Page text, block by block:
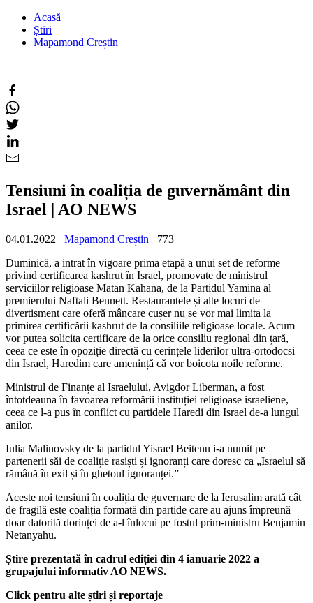
Acasă
Știri
Mapamond Creștin
Tensiuni în coaliția de guvernământ din
Israel | AO NEWS
04.01.2022 Mapamond Creștin
773
Duminică, a intrat în vigoare prima etapă a unui set de reforme
privind certificarea kashrut în Israel, promovate de ministrul
serviciilor religioase Matan Kahana, de la Partidul Yamina al
premierului Naftali Bennett. Restaurantele și alte locuri de
divertisment care oferă mâncare cușer nu se vor mai limita la
primirea certificării kashrut de la consiliile religioase locale. Acum
vor putea solicita certificare de la orice consiliu regional din țară,
ceea ce este în opoziție directă cu cerințele liderilor ultra-ortodocsi
din Israel, Haredim care amenință că vor boicota noile reforme.
Ministrul de Finanțe al Israelului, Avigdor Liberman, a fost
întotdeauna în favoarea reformării instituției religioase israeliene,
ceea ce l-a pus în conflict cu partidele Haredi din Israel de-a lungul
anilor.
Iulia Malinovsky de la partidul Yisrael Beitenu i-a numit pe
partenerii săi de coaliție rasiști și ignoranți care doresc ca „Israelul să
rămână în exil și în ghetoul ignoranței.”
Aceste noi tensiuni în coaliția de guvernare de la Ierusalim arată cât
de fragilă este coaliția formată din partide care au ajuns împreună
doar datorită dorinței de a-l înlocui pe fostul prim-ministru Benjamin
Netanyahu.
Știre prezentată în cadrul ediției din 4 ianuarie 2022 a
grupajului informativ AO NEWS.
Click pentru alte știri și reportaje